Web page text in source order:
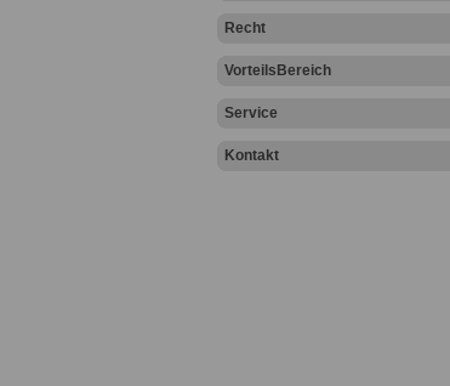
Recht
VorteilsBereich
Service
Kontakt